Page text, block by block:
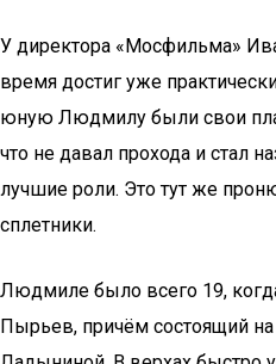
У директора «Мосфильма»
время достиг уже
юную Людмилу были свои
что не давал прохода и стал
лучшие роли. Это тут же
сплетники.
Людмиле было всего 19,
Пырьев, причём состоящий